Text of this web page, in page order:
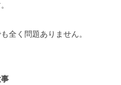
全く問題ありません。